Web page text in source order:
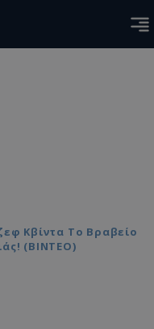
Κβίντα Το Βραβείο
(ΒΙΝΤΕΟ)